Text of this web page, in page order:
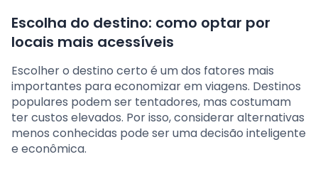
Escolha do destino: como optar por
locais mais acessíveis
Escolher o destino certo é um dos fatores mais
importantes para economizar em viagens. Destinos
populares podem ser tentadores, mas costumam
ter custos elevados. Por isso, considerar alternativas
menos conhecidas pode ser uma decisão inteligente
e econômica.